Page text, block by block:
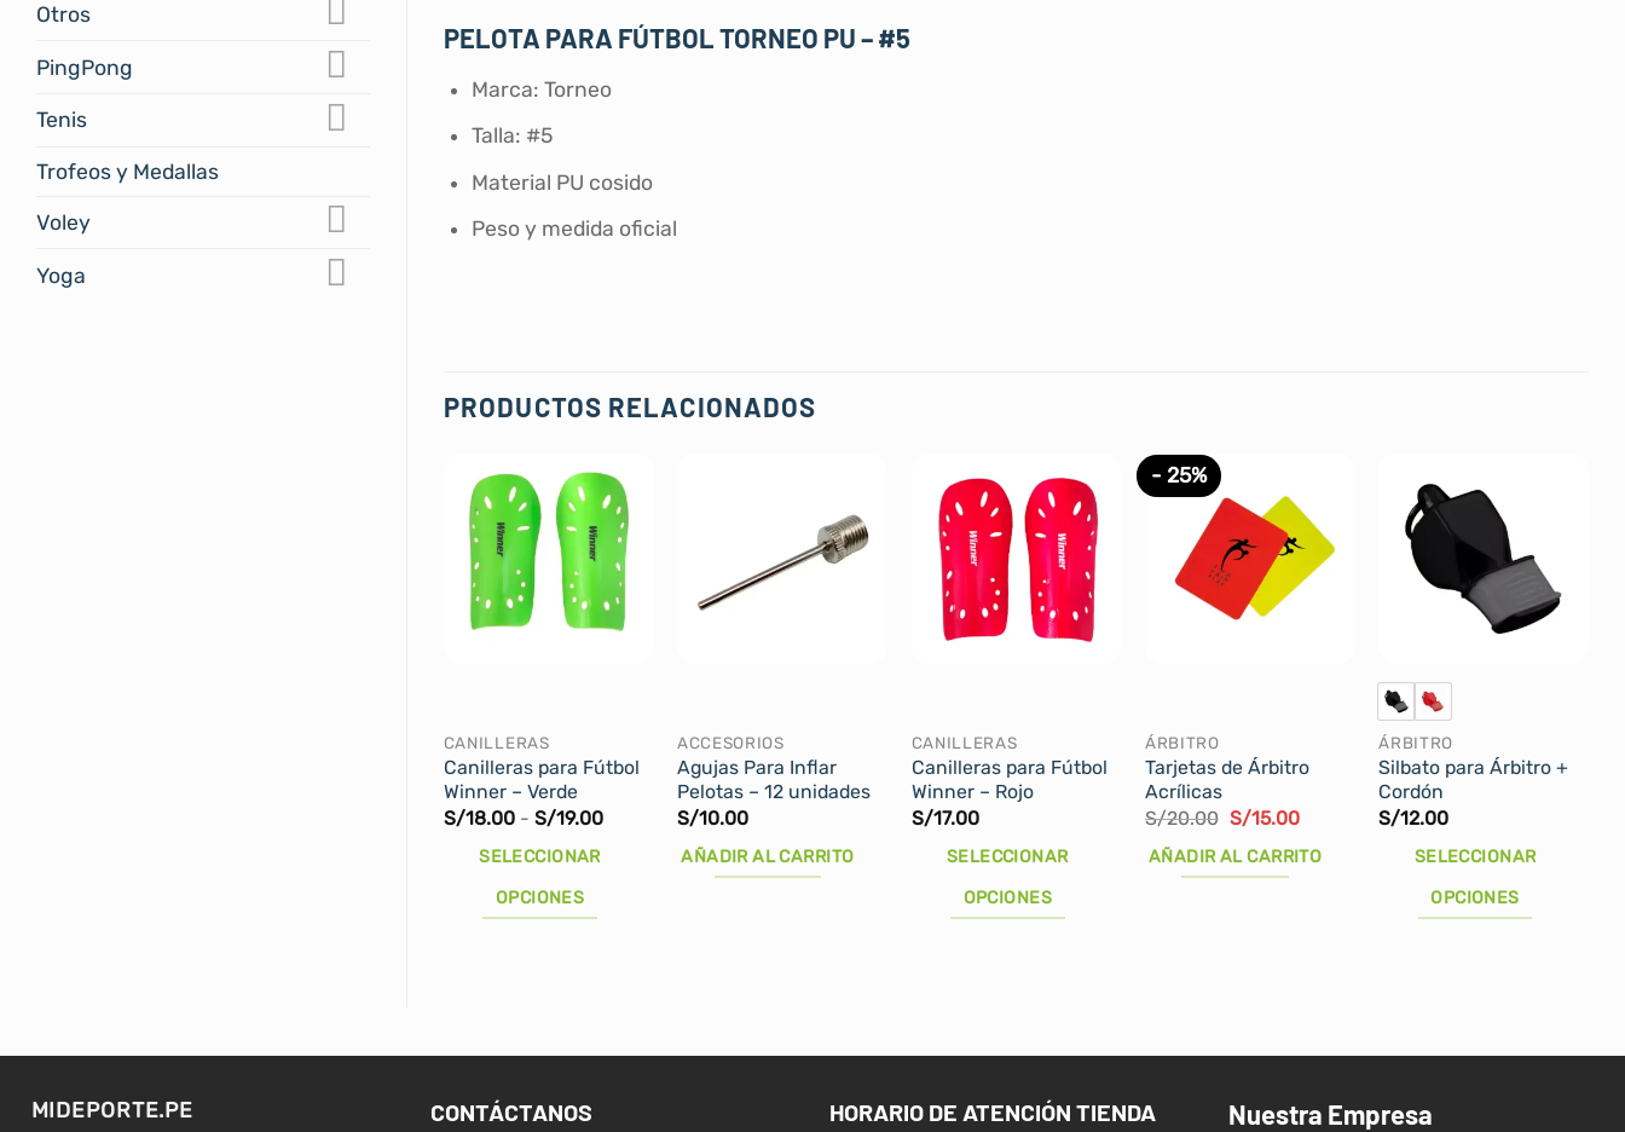
Otros
PingPong
Tenis
Trofeos y Medallas
Voley
Yoga
PELOTA PARA FÚTBOL TORNEO PU – #5
Marca: Torneo
Talla: #5
Material PU cosido
Peso y medida oficial
PRODUCTOS RELACIONADOS
CANILLERAS
Canilleras para Fútbol
Winner – Verde
S/18.00 - S/19.00Rango
SELECCIONAR
OPCIONES
variantes.
opciones
ACCESORIOS
Agujas Para Inflar
Pelotas – 12 unidades
S/10.00
AÑADIR AL CARRITO
CANILLERAS
Canilleras para Fútbol
Winner – Rojo
S/17.00
SELECCIONAR
OPCIONES
variantes.
opciones
- 25%
ÁRBITRO
Tarjetas de Árbitro
Acrílicas
S/20.00 El
precio
original
era:
S/15.00El
actual
AÑADIR AL CARRITO
ÁRBITRO
Silbato para Árbitro +
Cordón
S/12.00
SELECCIONAR
OPCIONES
variantes.
opciones
MIDEPORTE.PE CONTÁCTANOS
HORARIO DE ATENCIÓN TIENDA
Nuestra Empresa